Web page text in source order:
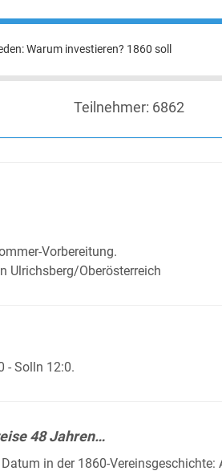
Warum investieren? 1860 soll
Teilnehmer: 6862
Vorbereitung.
Ulrichsberg/Oberösterreich
- Solln 12:0.
48 Jahren…
in der 1860-